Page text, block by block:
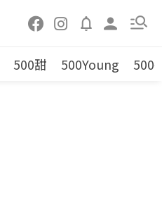
500甜 500Young 500